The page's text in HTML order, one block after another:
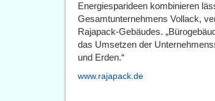
Energiesparideen kombinieren
Gesamtunternehmens Vollack,
Rajapack-Gebäudes.
das Umsetzen der
und Erden.“
www.rajapack.de